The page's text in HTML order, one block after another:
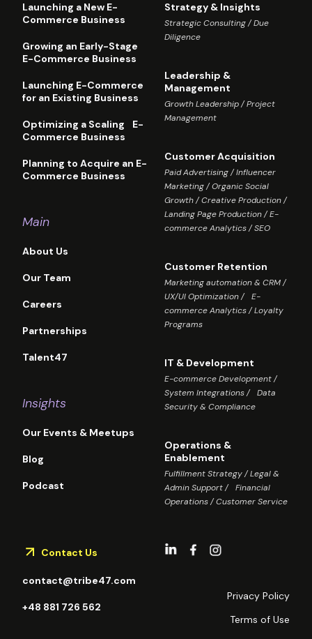
Launching a New E-
Commerce Business
Growing an Early-Stage
E-Commerce Business
Launching E-Commerce
for an Existing Business
Optimizing a Scaling E-
Commerce Business
Planning to Acquire an E-
Commerce Business
Main
About Us
Our Team
Careers
Partnerships
Talent47
Insights
Our Events & Meetups
Blog
Podcast
Strategy & Insights
Strategic Consulting / Due
Diligence
Leadership &
Management
Growth Leadership / Project
Management
Customer Acquisition
Paid Advertising / Influencer
Marketing / Organic Social
Growth / Creative Production /
Landing Page Production / E-
commerce Analytics / SEO
Customer Retention
Marketing automation & CRM /
UX/UI Optimization / E-
commerce Analytics / Loyalty
Programs
IT & Development
E-commerce Development /
System Integrations / Data
Security & Compliance
Operations &
Enablement
Fulfillment Strategy / Legal &
Admin Support / Financial
Operations / Customer Service
Contact Us
contact@tribe47.com
+48 881 726 562
Privacy Policy
Terms of Use